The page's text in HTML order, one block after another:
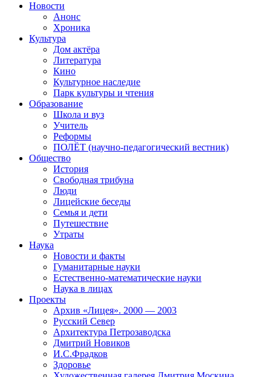
Новости
Анонс
Хроника
Культура
Дом актёра
Литература
Кино
Культурное наследие
Парк культуры и чтения
Образование
Школа и вуз
Учитель
Реформы
ПОЛЁТ (научно-педагогический вестник)
Общество
История
Свободная трибуна
Люди
Лицейские беседы
Семья и дети
Путешествие
Утраты
Наука
Новости и факты
Гуманитарные науки
Естественно-математические науки
Наука в лицах
Проекты
Архив «Лицея». 2000 — 2003
Русский Север
Архитектура Петрозаводска
Дмитрий Новиков
И.С.Фрадков
Здоровье